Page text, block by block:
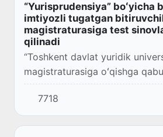
“Yurisprudensiya” boʻyicha
imtiyozli tugatgan
magistraturasiga test
qilinadi
“Toshkent davlat yuridik
magistraturasiga oʻqishga
takomillashtirish toʻgʻrisida”
(513-son, 26.08.2020-y.) qabul
7718